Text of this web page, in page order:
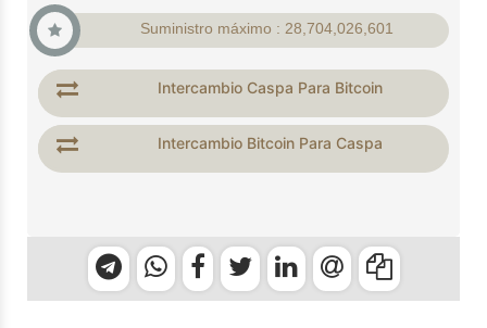
Suministro máximo : 28,704,026,601
Intercambio Caspa Para Bitcoin
Intercambio Bitcoin Para Caspa